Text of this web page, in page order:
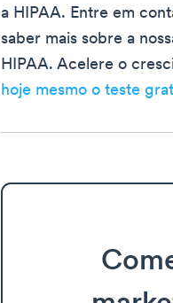
a HIPAA. Entre em
saber mais sobre a
HIPAA. Acelere o
hoje mesmo o teste